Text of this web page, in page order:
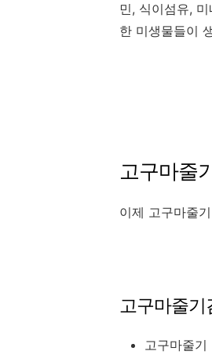
민, 식이섬유,
한 미생물들이
고구마줄
이제 고구마줄
고구마줄기
고구마줄기